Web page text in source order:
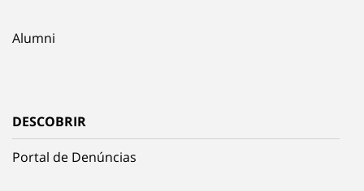
Alumni
DESCOBRIR
Portal de Denúncias